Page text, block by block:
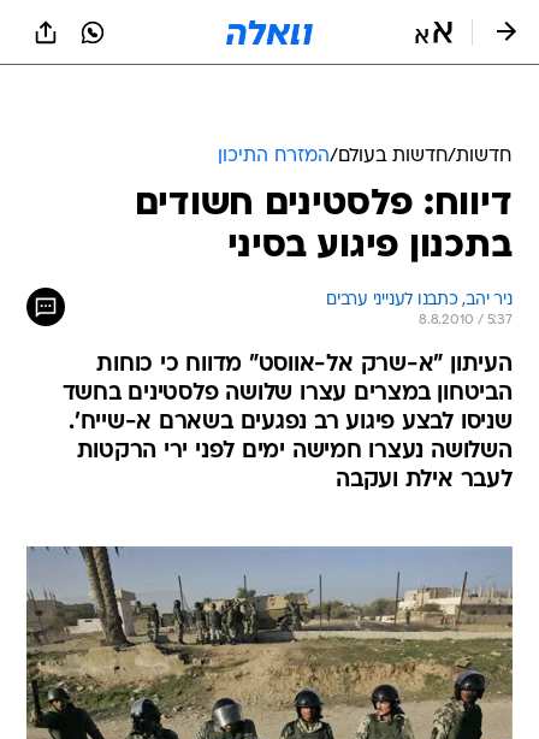
חדשות/חדשות בעולם/המזרח התיכון
דיווח: פלסטינים חשודים
בתכנון פיגוע בסיני
ניר יהב, כתבנו לענייני ערבים
8.8.2010 / 5:37
העיתון "א-שרק אל-אווסט" מדווח כי כוחות
הביטחון במצרים עצרו שלושה פלסטינים בחשד
שניסו לבצע פיגוע רב נפגעים בשארם א-שייח'.
השלושה נעצרו חמישה ימים לפני ירי הרקטות
לעבר אילת ועקבה